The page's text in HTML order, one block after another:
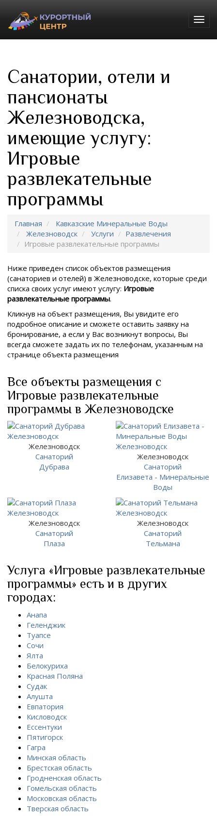
Санатории, отели и
пансионаты
Железноводска,
имеющие услугу:
Игровые
развлекательные
программы
Главная
Кавказские Минеральные Воды
Железноводск
Услуги
Развлечения
Игровые развлекательные программы
Ниже приведен список объектов размещения
(санаториев и отелей) в Железноводске, которые среди
списка своих услуг имеют услугу: Игровые
развлекательные программы.
Кликнув на объект размещения, Вы увидите его
подробное описание и сможете оставить заявку на
бронирование, а если у Вас возникнут вопросы, Вы
всегда сможете задать их по телефонам, указанным на
странице объекта размещения
Все объекты размещения с
Игровые развлекательные
программы в Железноводске
Железноводск
Санаторий
Дубрава
Железноводск
Санаторий
Елизавета - Минеральные
Воды
Железноводск
Санаторий
Плаза
Железноводск
Санаторий
Тельмана
Услуга «Игровые развлекательные
программы» есть и в других
городах:
Анапа
Геленджик
Туапсе
Сочи
Ялта
Белокуриха
Красная Поляна
Судак
Алушта
Евпатория
Кисловодск
Ессентуки
Пятигорск
Гагра
Минская область
Брестская область
Гродненская область
Гомельская область
Московская область
Тверская область